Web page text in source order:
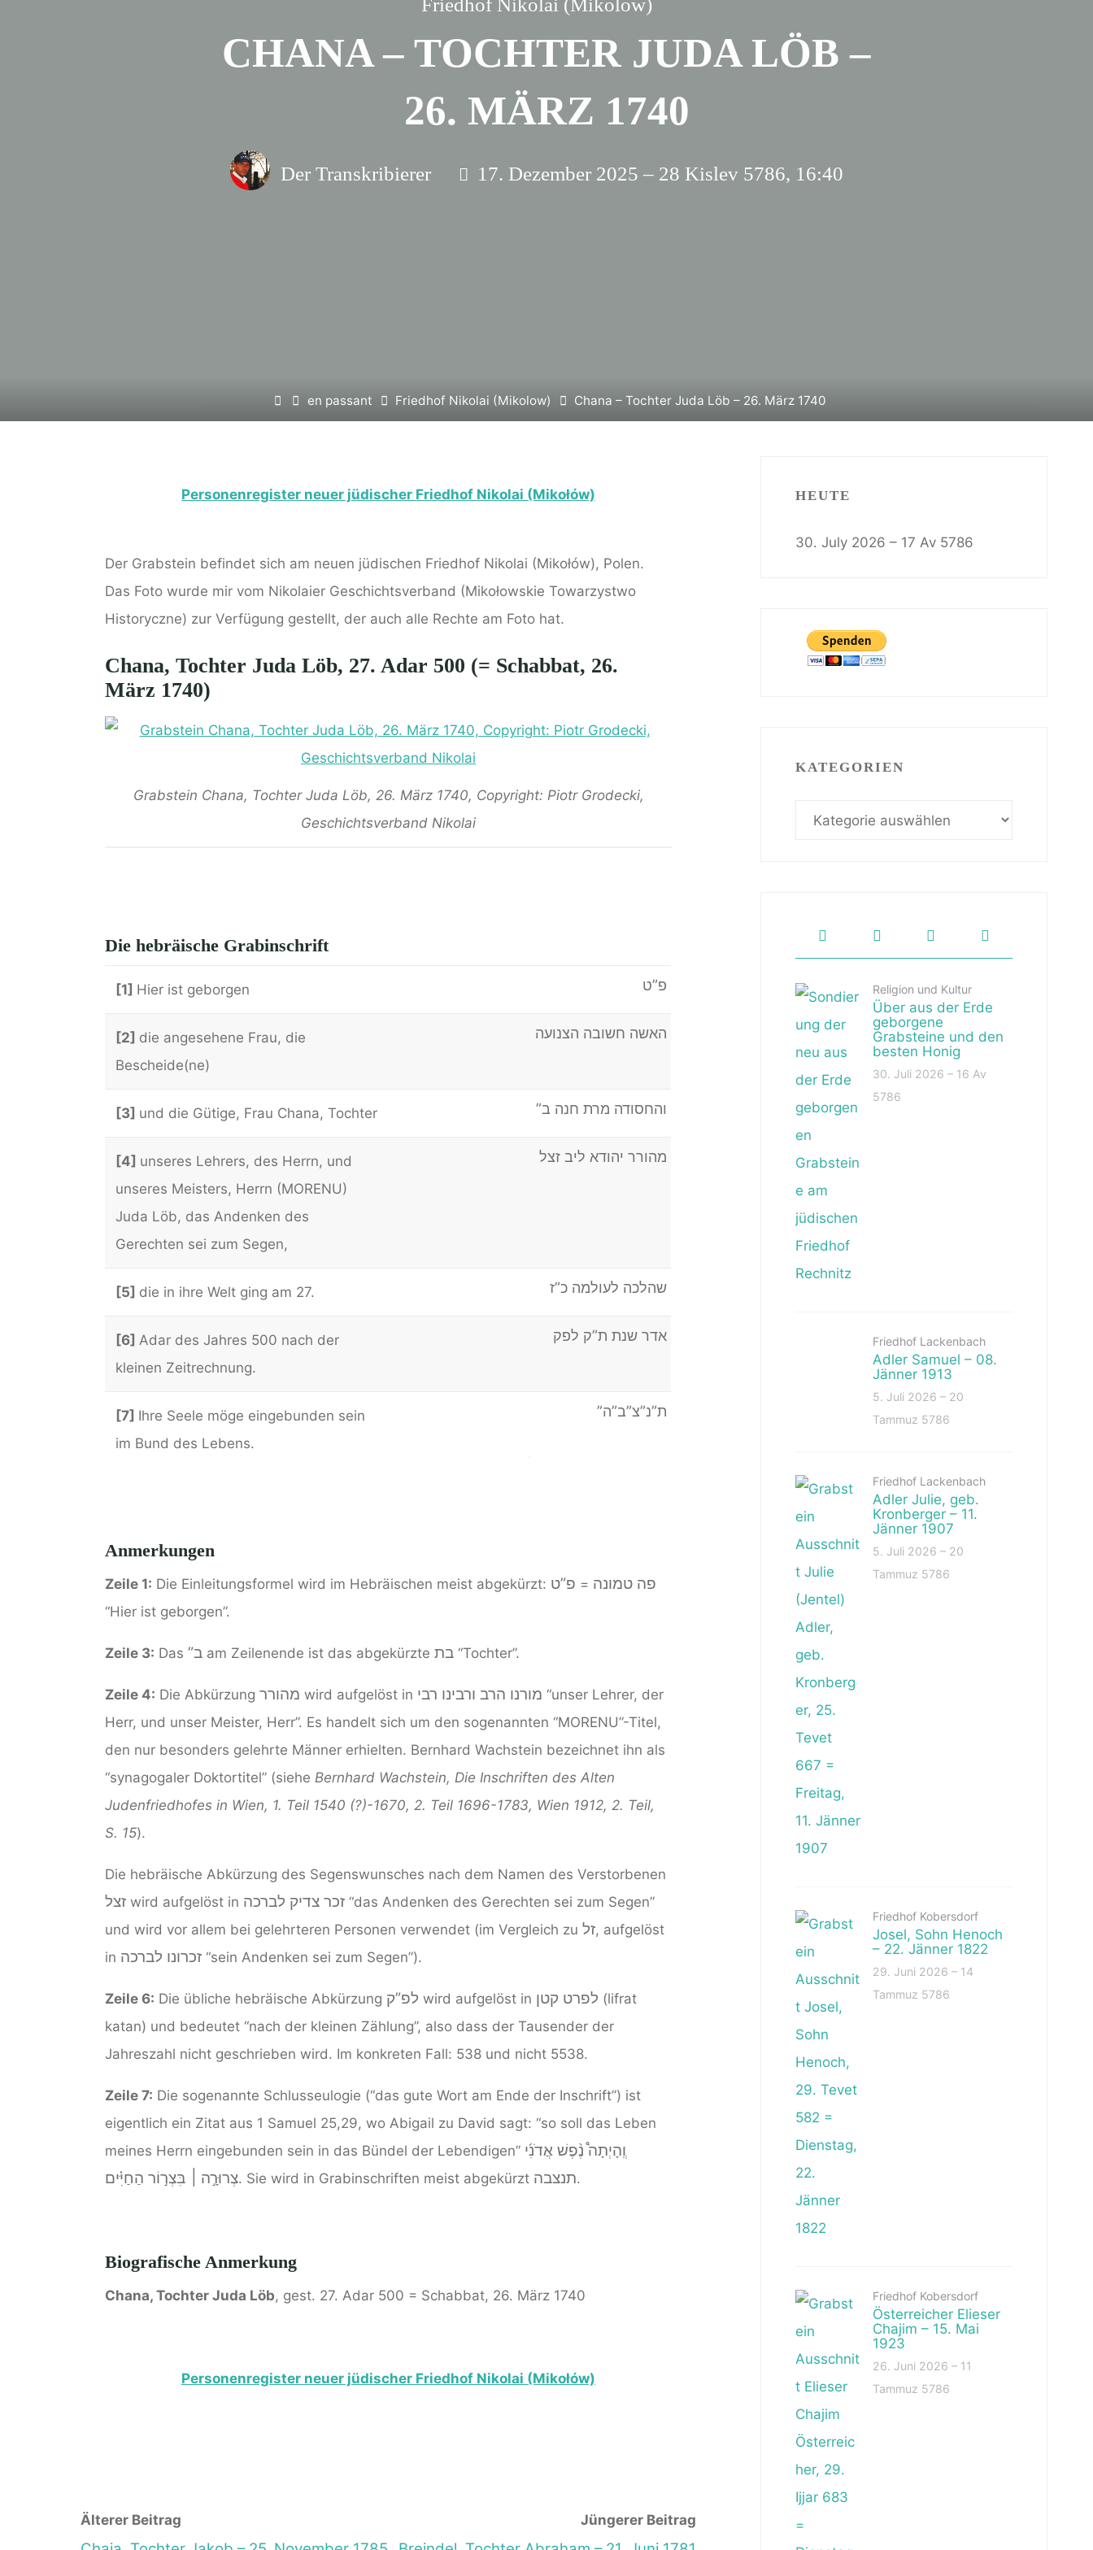
Friedhof Nikolai (Mikolow)
CHANA – TOCHTER JUDA LÖB –
26. MÄRZ 1740
Der Transkribierer 17. Dezember 2025 – 28 Kislev 5786, 16:40
Homeen passant Friedhof Nikolai (Mikolow) Chana – Tochter Juda Löb – 26. März 1740
Personenregister neuer jüdischer Friedhof Nikolai (Mikołów)
Der Grabstein befindet sich am neuen jüdischen Friedhof Nikolai (Mikołów), Polen.
Das Foto wurde mir vom Nikolaier Geschichtsverband (Mikołowskie Towarzystwo
Historyczne) zur Verfügung gestellt, der auch alle Rechte am Foto hat.
Chana, Tochter Juda Löb, 27. Adar 500 (= Schabbat, 26.
März 1740)
Grabstein Chana, Tochter Juda Löb, 26. März 1740, Copyright: Piotr Grodecki,
Geschichtsverband Nikolai
Die hebräische Grabinschrift
[1] Hier ist geborgen פ”ט
[2] die angesehene Frau, die
Bescheide(ne)
האשה חשובה הצנועה
[3] und die Gütige, Frau Chana, Tochter והחסודה מרת חנה ב”
[4] unseres Lehrers, des Herrn, und
unseres Meisters, Herrn (MORENU)
Juda Löb, das Andenken des
Gerechten sei zum Segen,
מהורר יהודא ליב זצל
[5] die in ihre Welt ging am 27. שהלכה לעולמה כ”ז
[6] Adar des Jahres 500 nach der
kleinen Zeitrechnung.
אדר שנת ת”ק לפק
[7] Ihre Seele möge eingebunden sein
im Bund des Lebens.
ת”נ”צ”ב”ה”
Anmerkungen
Zeile 1: Die Einleitungsformel wird im Hebräischen meist abgekürzt: פ”ט = פה טמונה
“Hier ist geborgen”.
Zeile 3: Das ב”am Zeilenende ist das abgekürzte בת“Tochter”.
Zeile 4: Die Abkürzung מהורר wird aufgelöst in מורנו הרב ורבינו רבי “unser Lehrer, der
Herr, und unser Meister, Herr”. Es handelt sich um den sogenannten “MORENU”-Titel,
den nur besonders gelehrte Männer erhielten. Bernhard Wachstein bezeichnet ihn als
“synagogaler Doktortitel” (siehe Bernhard Wachstein, Die Inschriften des Alten
Judenfriedhofes in Wien, 1. Teil 1540 (?)-1670, 2. Teil 1696-1783, Wien 1912, 2. Teil,
S. 15).
Die hebräische Abkürzung des Segenswunsches nach dem Namen des Verstorbenen
זצלwird aufgelöst in זכר צדיק לברכה“das Andenken des Gerechten sei zum Segen”
und wird vor allem bei gelehrteren Personen verwendet (im Vergleich zu זל, aufgelöst
in זכרונו לברכה“sein Andenken sei zum Segen”).
Zeile 6: Die übliche hebräische Abkürzung לפ”ק wird aufgelöst in לפרט קטן (lifrat
katan) und bedeutet “nach der kleinen Zählung”, also dass der Tausender der
Jahreszahl nicht geschrieben wird. Im konkreten Fall: 538 und nicht 5538.
Zeile 7: Die sogenannte Schlusseulogie (“das gute Wort am Ende der Inschrift”) ist
eigentlich ein Zitat aus 1 Samuel 25,29, wo Abigail zu David sagt: “so soll das Leben
meines Herrn eingebunden sein in das Bündel der Lebendigen” וְֽהָיְתָה֩ נֶ֨פֶשׁ אֲדֹנִ֜י
צְרוּרָ֣ה ׀ בִּצְר֣וֹר הַחַיִּ֗ים. Sie wird in Grabinschriften meist abgekürzt תנצבה.
Biografische Anmerkung
Chana, Tochter Juda Löb, gest. 27. Adar 500 = Schabbat, 26. März 1740
Personenregister neuer jüdischer Friedhof Nikolai (Mikołów)
Älterer Beitrag Jüngerer Beitrag
HEUTE
30. July 2026 – 17 Av 5786
KATEGORIEN
Kategorien
Religion und Kultur
Über aus der Erde
geborgene
Grabsteine und den
besten Honig
30. Juli 2026 – 16 Av
5786
Friedhof Lackenbach
Adler Samuel – 08.
Jänner 1913
5. Juli 2026 – 20
Tammuz 5786
Friedhof Lackenbach
Adler Julie, geb.
Kronberger – 11.
Jänner 1907
5. Juli 2026 – 20
Tammuz 5786
Friedhof Kobersdorf
Josel, Sohn Henoch
– 22. Jänner 1822
29. Juni 2026 – 14
Tammuz 5786
Friedhof Kobersdorf
Österreicher Elieser
Chajim – 15. Mai
1923
26. Juni 2026 – 11
Tammuz 5786